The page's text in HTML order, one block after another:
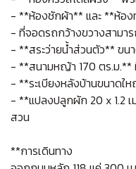
- **ห้องชักผ้า** และ **ห้อง
- ที่จอดรถกว้างขวางสามา
- **สระว่ายน้ำส่วนตัว** ขน
- **สนามหญ้า 170 ตร.ม.**
- **ระเบียงหลังบ้านขนาด
- **แปลงปลูกผัก 20 x 1.2
สวน
**การเดินทาง